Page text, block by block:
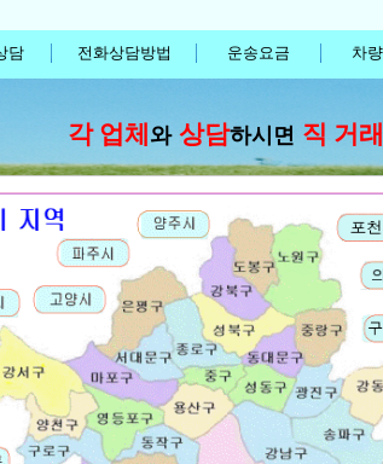
담 전화상담방법 운송요금 차
각 업체 와 상담하시면 직 거래
상담,예약은 1688-2404